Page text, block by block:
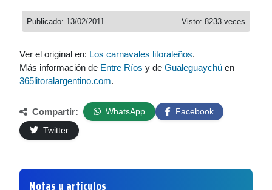
Visto: 8233 veces
Publicado: 13/02/2011
Ver el original en: Los carnavales litoraleños.
Más información de Entre Ríos y de Gualeguaychú en
365litoralargentino.com.
Compartir: WhatsApp
Facebook
Twitter
Notas y artículos